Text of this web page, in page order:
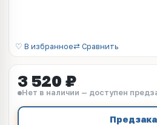
♡ В избранное⇄ Сравнить
3 520 ₽
Нет в наличии — доступен